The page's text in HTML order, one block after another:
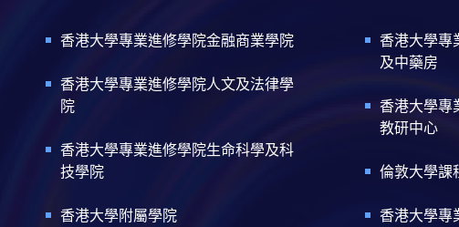
香港大學專業進修學院金融商業學院
香港大學專業進修學院人文及法律學
院
香港大學專業進修學院生命科學及科
技學院
香港大學附屬學院
香港大學專
及中藥房
香港大學專
教研中心
倫敦大學課
香港大學專